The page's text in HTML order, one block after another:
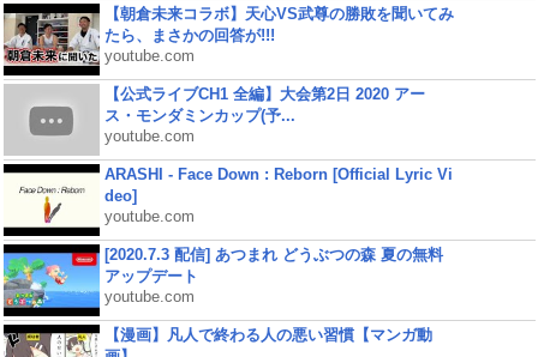
【朝倉未来コラボ】天心VS武尊の勝敗を聞いてみ
たら、まさかの回答が!!!
youtube.com
【公式ライブCH1 全編】大会第2日 2020 アー
ス・モンダミンカップ(予...
youtube.com
ARASHI - Face Down : Reborn [Official Lyric Vi
deo]
youtube.com
[2020.7.3 配信] あつまれ どうぶつの森 夏の無料
アップデート
youtube.com
【漫画】凡人で終わる人の悪い習慣【マンガ動